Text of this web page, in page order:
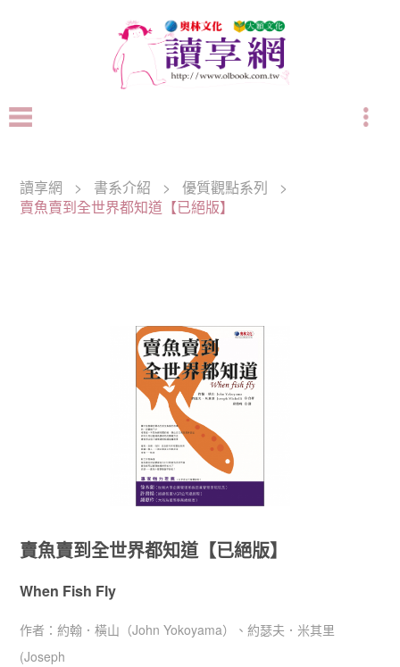
讀享網 > 書系介紹 > 優質觀點系列
>
賣魚賣到全世界都知道【已絕版】
賣魚賣到全世界都知道【已絕版】
When Fish Fly
作者：約翰．橫山（John Yokoyama）、約瑟夫．米其里
(Joseph